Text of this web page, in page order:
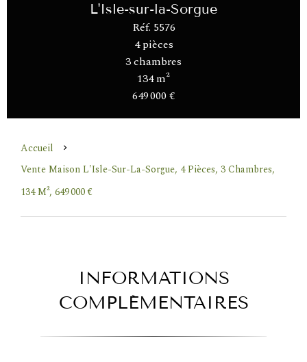
L'Isle-sur-la-Sorgue
Réf. 5576
4 pièces
3 chambres
134 m²
649 000 €
Accueil
Vente Maison L'Isle-Sur-La-Sorgue, 4 Pièces, 3 Chambres,
134 M², 649 000 €
INFORMATIONS
COMPLÉMENTAIRES